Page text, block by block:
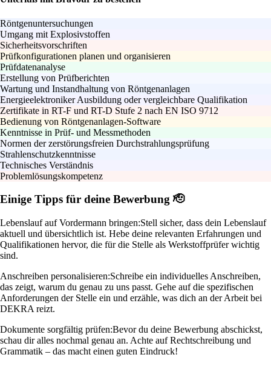
Röntgenuntersuchungen
Umgang mit Explosivstoffen
Sicherheitsvorschriften
Prüfkonfigurationen planen und organisieren
Prüfdatenanalyse
Erstellung von Prüfberichten
Wartung und Instandhaltung von Röntgenanlagen
Energieelektroniker Ausbildung oder vergleichbare Qualifikation
Zertifikate in RT-F und RT-D Stufe 2 nach EN ISO 9712
Bedienung von Röntgenanlagen-Software
Kenntnisse in Prüf- und Messmethoden
Normen der zerstörungsfreien Durchstrahlungsprüfung
Strahlenschutzkenntnisse
Technisches Verständnis
Problemlösungskompetenz
Einige Tipps für deine Bewerbung 🫡
Lebenslauf auf Vordermann bringen:Stell sicher, dass dein Lebenslauf
aktuell und übersichtlich ist. Hebe deine relevanten Erfahrungen und
Qualifikationen hervor, die für die Stelle als Werkstoffprüfer wichtig
sind.
Anschreiben personalisieren:Schreibe ein individuelles Anschreiben,
das zeigt, warum du genau zu uns passt. Gehe auf die spezifischen
Anforderungen der Stelle ein und erzähle, was dich an der Arbeit bei
DEKRA reizt.
Dokumente sorgfältig prüfen:Bevor du deine Bewerbung abschickst,
schau dir alles nochmal genau an. Achte auf Rechtschreibung und
Grammatik – das macht einen guten Eindruck!